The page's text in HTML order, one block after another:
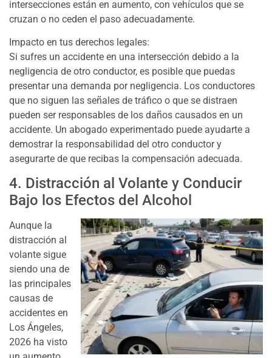
intersecciones están en aumento, con vehículos que se
cruzan o no ceden el paso adecuadamente.
Impacto en tus derechos legales:
Si sufres un accidente en una intersección debido a la
negligencia de otro conductor, es posible que puedas
presentar una demanda por negligencia. Los conductores
que no siguen las señales de tráfico o que se distraen
pueden ser responsables de los daños causados en un
accidente. Un abogado experimentado puede ayudarte a
demostrar la responsabilidad del otro conductor y
asegurarte de que recibas la compensación adecuada.
4. Distracción al Volante y Conducir
Bajo los Efectos del Alcohol
Aunque la
distracción al
volante sigue
siendo una de
las principales
causas de
accidentes en
Los Ángeles,
2026 ha visto